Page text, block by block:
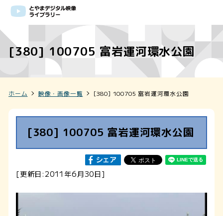
[380] 100705 富岩運河環水公園
ホーム 映像・画像一覧 [380] 100705 富岩運河環水公園
[380] 100705 富岩運河環水公園
[更新日:2011年6月30日]